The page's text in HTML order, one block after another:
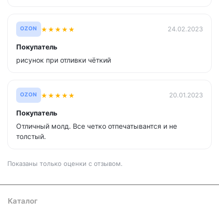
OZON ★★★★★ 24.02.2023
Покупатель
рисунок при отливки чёткий
OZON ★★★★★ 20.01.2023
Покупатель
Отличный молд. Все четко отпечатывантся и не
толстый.
Показаны только оценки с отзывом.
Каталог